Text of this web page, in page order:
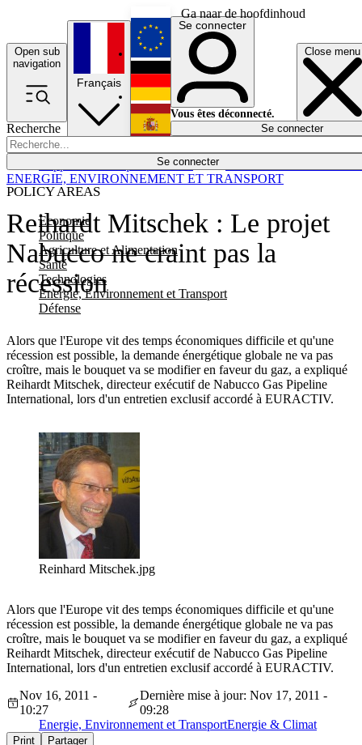
Ga naar de hoofdinhoud
Open sub
navigation
Close menu
Recherche
Se connecter
POLICY AREAS
Economie
Politique
Agriculture et Alimentation
Santé
Technologies
Energie, Environnement et Transport
Défense
Économie
Français
English
Deutsch
Español
Se connecter
Vous êtes déconnecté.
Se connecter
Reihardt Mitschek : Le projet
Nabucco ne craint pas la
récession
Alors que l'Europe vit des temps économiques difficile et qu'une
récession est possible, la demande énergétique globale ne va pas
croître, mais le bouquet va se modifier en faveur du gaz, a expliqué
Reihardt Mitschek, directeur exécutif de Nabucco Gas Pipeline
International, lors d'un entretien exclusif accordé à EURACTIV.
ENERGIE, ENVIRONNEMENT ET TRANSPORT
Reinhard Mitschek.jpg
Alors que l'Europe vit des temps économiques difficile et qu'une
récession est possible, la demande énergétique globale ne va pas
croître, mais le bouquet va se modifier en faveur du gaz, a expliqué
Reihardt Mitschek, directeur exécutif de Nabucco Gas Pipeline
International, lors d'un entretien exclusif accordé à EURACTIV.
Nov 16, 2011 -
10:27
Dernière mise à jour: Nov 17, 2011 -
09:28
Energie, Environnement et TransportEnergie & Climat
Print Partager